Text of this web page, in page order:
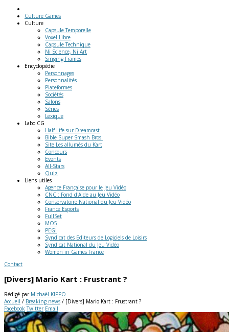
Culture Games
Culture
Capsule Temporelle
Voxel Libre
Capsule Technique
Ni Science, Ni Art
Singing Frames
Encyclopédie
Personnages
Personnalités
Plateformes
Sociétés
Salons
Séries
Lexique
Labo CG
Half Life sur Dreamcast
Bible Super Smash Bros.
Site Les allumés du Kart
Concours
Events
All-Stars
Quiz
Liens utiles
Agence Française pour le Jeu Vidéo
CNC : Fond d'Aide au Jeu Vidéo
Conservatoire National du Jeu Vidéo
France Esports
FullSet
MO5
PEGI
Syndicat des Editeurs de Logiciels de Loisirs
Syndicat National du Jeu Vidéo
Women in Games France
Contact
[Divers] Mario Kart : Frustrant ?
Rédigé par Michaël KIPPO
Accueil / Breaking news / [Divers] Mario Kart : Frustrant ?
Facebook Twitter Email